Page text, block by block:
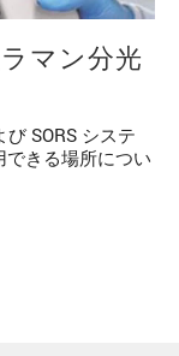
マン分光
SORS システ
できる場所につい